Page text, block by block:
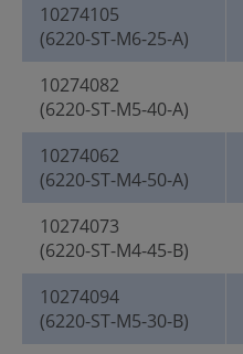
10274105
(6220-ST-M6-25-A)
10274082
(6220-ST-M5-40-A)
10274062
(6220-ST-M4-50-A)
10274073
(6220-ST-M4-45-B)
10274094
(6220-ST-M5-30-B)